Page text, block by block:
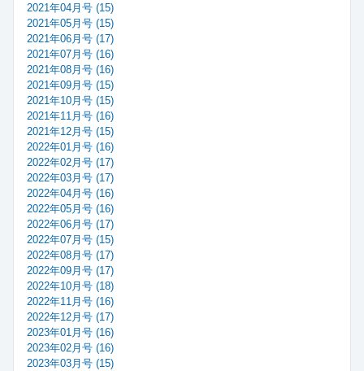
2021年04月号 (15)
2021年05月号 (15)
2021年06月号 (17)
2021年07月号 (16)
2021年08月号 (16)
2021年09月号 (15)
2021年10月号 (15)
2021年11月号 (16)
2021年12月号 (15)
2022年01月号 (16)
2022年02月号 (17)
2022年03月号 (17)
2022年04月号 (16)
2022年05月号 (16)
2022年06月号 (17)
2022年07月号 (15)
2022年08月号 (17)
2022年09月号 (17)
2022年10月号 (18)
2022年11月号 (16)
2022年12月号 (17)
2023年01月号 (16)
2023年02月号 (16)
2023年03月号 (15)